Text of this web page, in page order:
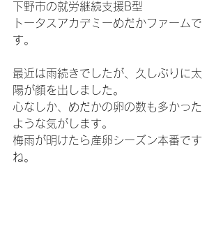
下野市の就労継続支援B型
トータスアカデミーめだかファームで
す。
最近は雨続きでしたが、久しぶりに太
陽が顔を出しました。
心なしか、めだかの卵の数も多かった
ような気がします。
梅雨が明けたら産卵シーズン本番です
ね。